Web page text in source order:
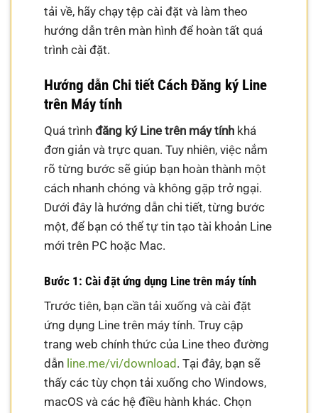
tải về, hãy chạy tệp cài đặt và làm theo
hướng dẫn trên màn hình để hoàn tất quá
trình cài đặt.
Hướng dẫn Chi tiết Cách Đăng ký Line
trên Máy tính
Quá trìnhđăng ký Line trên máy tính khá
đơn giản và trực quan. Tuy nhiên, việc nắm
rõ từng bước sẽ giúp bạn hoàn thành một
cách nhanh chóng và không gặp trở ngại.
Dưới đây là hướng dẫn chi tiết, từng bước
một, để bạn có thể tự tin tạo tài khoản Line
mới trên PC hoặc Mac.
Bước 1: Cài đặt ứng dụng Line trên máy tính
Trước tiên, bạn cần tải xuống và cài đặt
ứng dụng Line trên máy tính. Truy cập
trang web chính thức của Line theo đường
dẫn line.me/vi/download . Tại đây, bạn sẽ
thấy các tùy chọn tải xuống cho Windows,
macOS và các hệ điều hành khác. Chọn